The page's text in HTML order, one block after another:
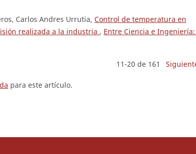
Carlos Andres Urrutia, Control de temperatura en
realizada a la industria , Entre Ciencia e Ingeniería:
11-20 de 161
para este artículo.